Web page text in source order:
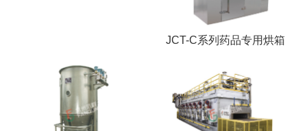
JCT-C系列药品专用烘箱